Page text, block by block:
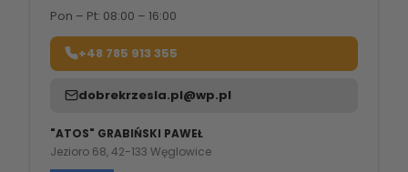
Pon – Pt: 08:00 – 16:00
+48 785 913 355
dobrekrzesla.pl@wp.pl
"ATOS" GRABIŃSKI PAWEŁ
Jezioro 68, 42-133 Węglowice